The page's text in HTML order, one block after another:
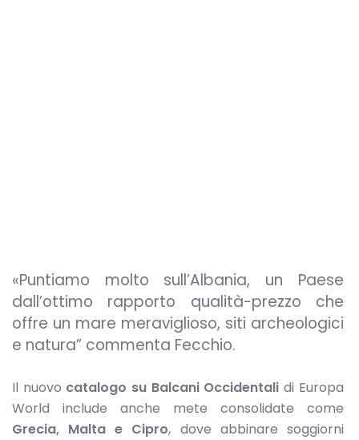
«Puntiamo molto sull’Albania, un Paese
dall’ottimo rapporto qualità-prezzo che
offre un mare meraviglioso, siti archeologici
e natura” commenta Fecchio.
Il nuovo catalogo su Balcani Occidentali di Europa
World include anche mete consolidate come
Grecia, Malta e Cipro, dove abbinare soggiorni